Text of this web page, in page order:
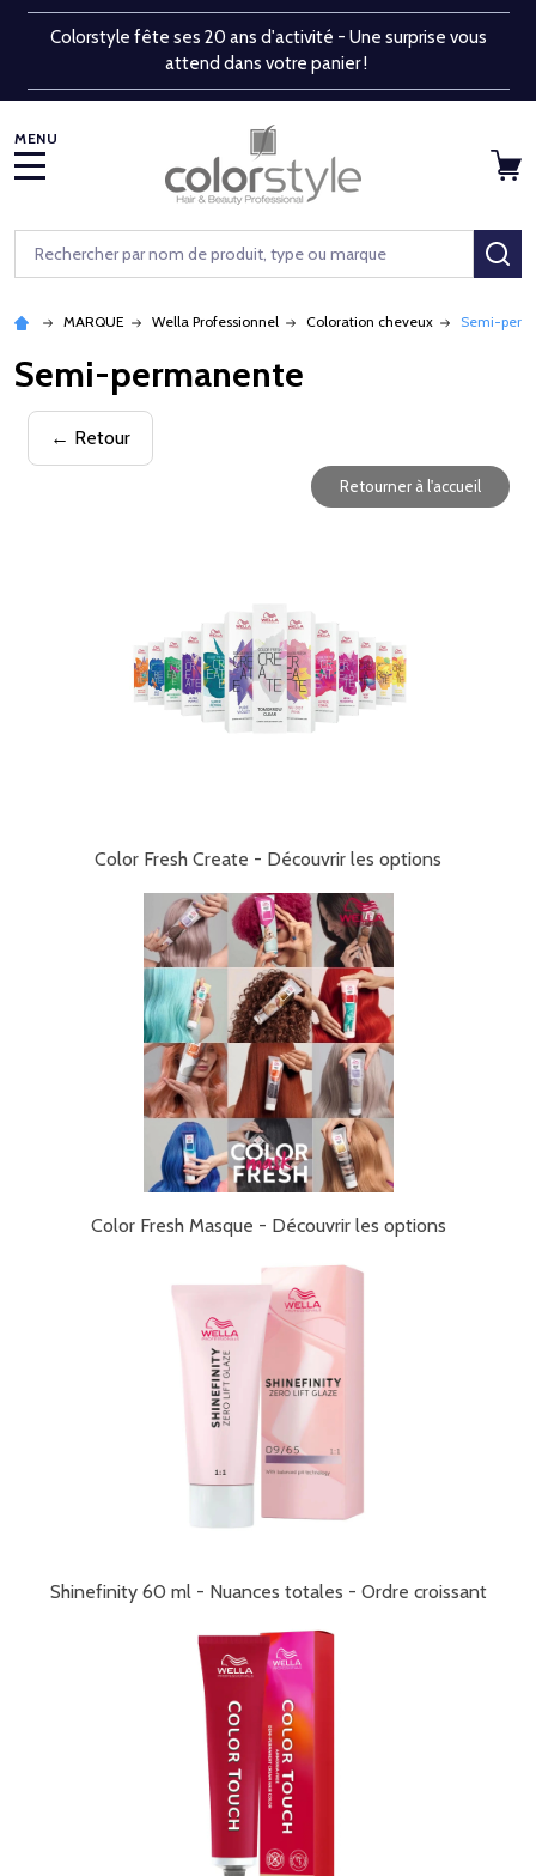
Colorstyle fête ses 20 ans d'activité - Une surprise vous
attend dans votre panier !
Rechercher
MARQUE Wella Professionnel Coloration cheveux Semi-
Semi-permanente
← Retour
Retourner à l'accueil
Color Fresh Create - Découvrir les options
Color Fresh Masque - Découvrir les options
Shinefinity 60 ml - Nuances totales - Ordre croissant